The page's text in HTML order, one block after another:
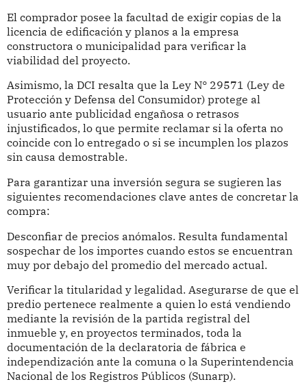
El comprador posee la facultad de exigir copias de la
licencia de edificación y planos a la empresa
constructora o municipalidad para verificar la
viabilidad del proyecto.
Asimismo, la DCI resalta que la Ley N° 29571 (Ley de
Protección y Defensa del Consumidor) protege al
usuario ante publicidad engañosa o retrasos
injustificados, lo que permite reclamar si la oferta no
coincide con lo entregado o si se incumplen los plazos
sin causa demostrable.
Para garantizar una inversión segura se sugieren las
siguientes recomendaciones clave antes de concretar la
compra:
Desconfiar de precios anómalos. Resulta fundamental
sospechar de los importes cuando estos se encuentran
muy por debajo del promedio del mercado actual.
Verificar la titularidad y legalidad. Asegurarse de que el
predio pertenece realmente a quien lo está vendiendo
mediante la revisión de la partida registral del
inmueble y, en proyectos terminados, toda la
documentación de la declaratoria de fábrica e
independización ante la comuna o la Superintendencia
Nacional de los Registros Públicos (Sunarp).